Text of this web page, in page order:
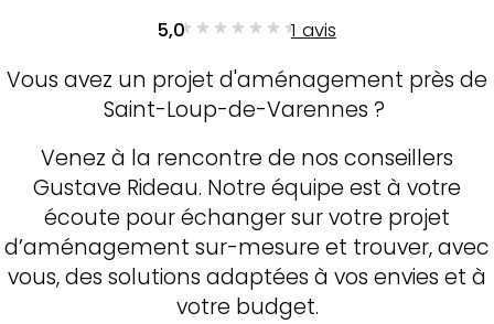
5,0 1 avis
Vous avez un projet d'aménagement près de
Saint-Loup-de-Varennes ?
Venez à la rencontre de nos conseillers
Gustave Rideau. Notre équipe est à votre
écoute pour échanger sur votre projet
d’aménagement sur-mesure et trouver, avec
vous, des solutions adaptées à vos envies et à
votre budget.